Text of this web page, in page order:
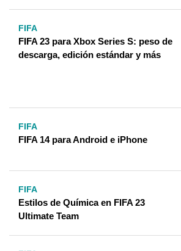
FIFA
FIFA 23 para Xbox Series S: peso de
descarga, edición estándar y más
FIFA
FIFA 14 para Android e iPhone
FIFA
Estilos de Química en FIFA 23
Ultimate Team